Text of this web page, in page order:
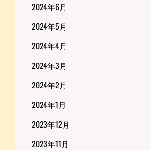
2024年6月
2024年5月
2024年4月
2024年3月
2024年2月
2024年1月
2023年12月
2023年11月